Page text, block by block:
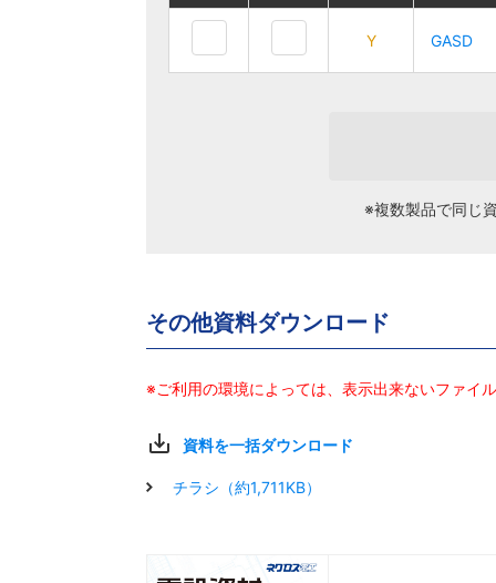
Y GASD
Y GASD
※複数製品で同じ
その他資料ダウンロード
※ご利用の環境によっては、表示出来ないファイ
資料を一括ダウンロード
チラシ（約1,711KB）